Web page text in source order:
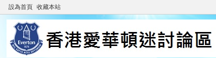
設為首頁 收藏本站